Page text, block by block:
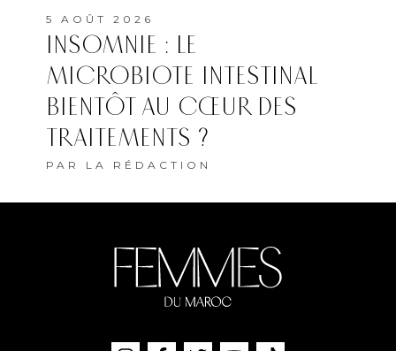
5 AOÛT 2026
INSOMNIE : LE
MICROBIOTE INTESTINAL
BIENTÔT AU CŒUR DES
TRAITEMENTS ?
PAR LA RÉDACTION